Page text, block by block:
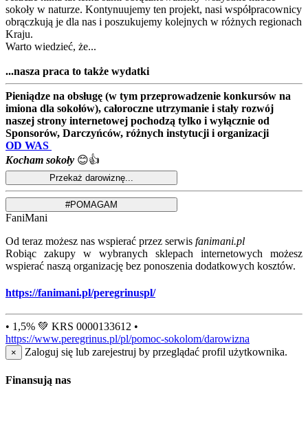
sokoły w naturze. Kontynuujemy ten projekt, nasi współpracownicy
obrączkują je dla nas i poszukujemy kolejnych w różnych regionach
Kraju.
Warto wiedzieć, że...
...nasza praca to także wydatki
Pieniądze na obsługę (w tym przeprowadzenie konkursów na
imiona dla sokołów), całoroczne utrzymanie i stały rozwój
naszej strony internetowej pochodzą tylko i wyłącznie od
Sponsorów, Darczyńców, różnych instytucji i organizacji
OD WAS
Kocham sokoły 😊👍
FaniMani
Od teraz możesz nas wspierać przez serwis fanimani.pl
Robiąc zakupy w wybranych sklepach internetowych możesz
wspierać naszą organizację bez ponoszenia dodatkowych kosztów.
https://fanimani.pl/peregrinuspl/
• 1,5% 💚 KRS 0000133612 •
https://www.peregrinus.pl/pl/pomoc-sokolom/darowizna
× Zaloguj się lub zarejestruj by przeglądać profil użytkownika.
Finansują nas